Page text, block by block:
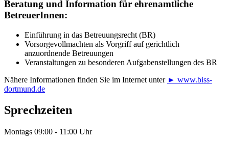
Beratung und Information für ehrenamtliche
BetreuerInnen:
Einführung in das Betreuungsrecht (BR)
Vorsorgevollmachten als Vorgriff auf gerichtlich
anzuordnende Betreuungen
Veranstaltungen zu besonderen Aufgabenstellungen des BR
Nähere Informationen finden Sie im Internet unter ► www.biss-
dortmund.de
Sprechzeiten
Montags 09:00 - 11:00 Uhr